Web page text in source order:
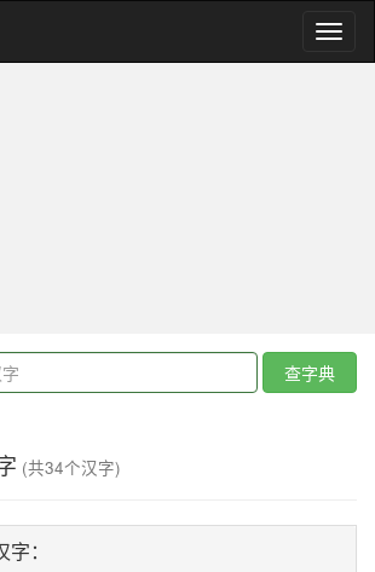
查字典
(共34个汉字)
：